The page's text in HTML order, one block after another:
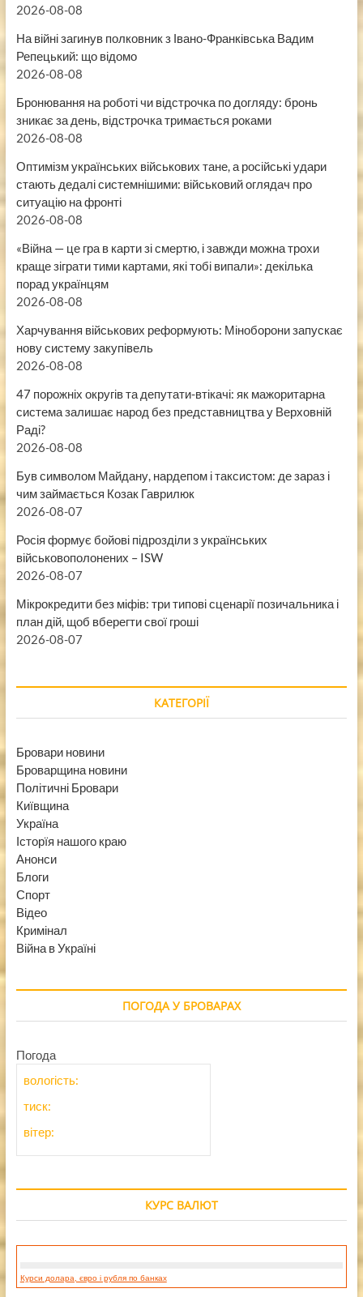
2026-08-08
На війні загинув полковник з Івано-Франківська Вадим
Репецький: що відомо
2026-08-08
Бронювання на роботі чи відстрочка по догляду: бронь
зникає за день, відстрочка тримається роками
2026-08-08
Оптимізм українських військових тане, а російські удари
стають дедалі системнішими: військовий оглядач про
ситуацію на фронті
2026-08-08
«Війна — це гра в карти зі смертю, і завжди можна трохи
краще зіграти тими картами, які тобі випали»: декілька
порад українцям
2026-08-08
Харчування військових реформують: Міноборони запускає
нову систему закупівель
2026-08-08
47 порожніх округів та депутати-втікачі: як мажоритарна
система залишає народ без представництва у Верховній
Раді?
2026-08-08
Був символом Майдану, нардепом і таксистом: де зараз і
чим займається Козак Гаврилюк
2026-08-07
Росія формує бойові підрозділи з українських
військовополонених – ISW
2026-08-07
Мікрокредити без міфів: три типові сценарії позичальника і
план дій, щоб вберегти свої гроші
2026-08-07
КАТЕГОРІЇ
Бровари новини
Броварщина новини
Політичні Бровари
Київщина
Україна
Історїя нашого краю
Анонси
Блоги
Спорт
Відео
Кримінал
Війна в Україні
ПОГОДА У БРОВАРАХ
Погода
вологість:
тиск:
вітер:
КУРС ВАЛЮТ
Курси долара, євро і рубля по банках